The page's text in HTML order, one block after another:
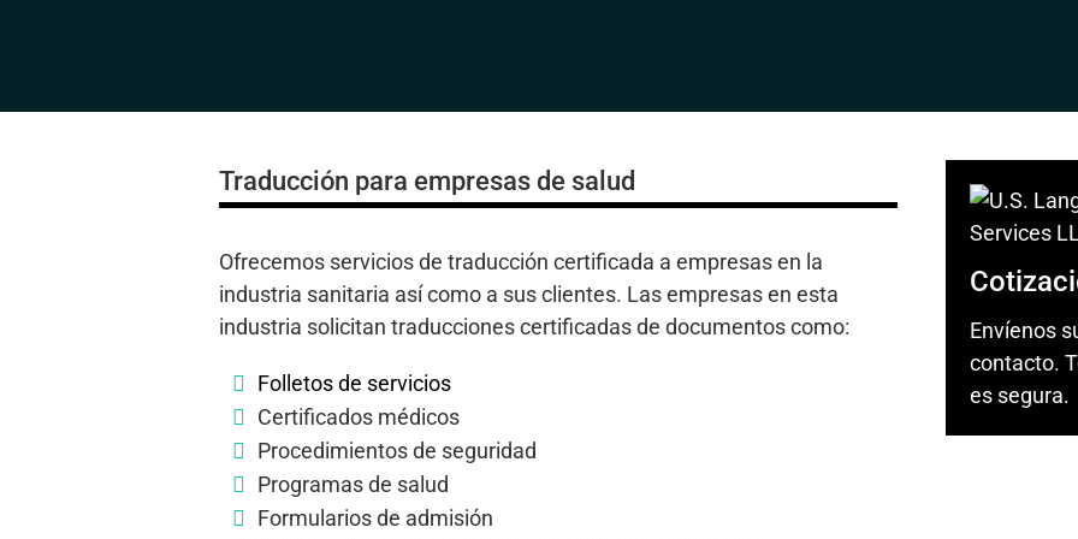
Traducción para empresas de salud
Ofrecemos servicios de traducción certificada a empresas en la
industria sanitaria así como a sus clientes. Las empresas en esta
industria solicitan traducciones certificadas de documentos como:
Folletos de servicios
Certificados médicos
Procedimientos de seguridad
Programas de salud
Formularios de admisión
Envíenos
contacto.
es segura.